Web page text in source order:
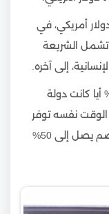
الطالب تكلفة تبلغ حوالي 5000 دولار أمريكي، في
تشمل الشريعة
إلى آخره.
جامعة الأزهر خصم يصل إلى 70% أيا كانت دولة
الوقت نفسه توفر
منح كاملة أيا كانت دولة الشهادة، وخصم يصل إلى 50%